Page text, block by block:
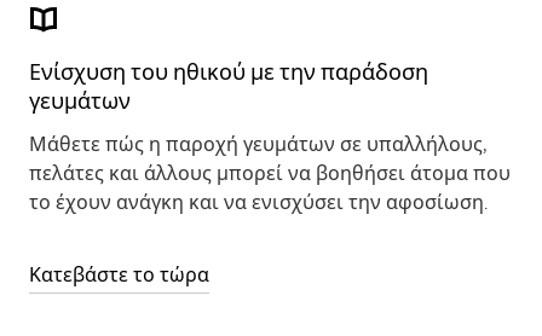
Ενίσχυση του ηθικού με την παράδοση
γευμάτων
Μάθετε πώς η παροχή γευμάτων σε υπαλλήλους,
πελάτες και άλλους μπορεί να βοηθήσει άτομα που
το έχουν ανάγκη και να ενισχύσει την αφοσίωση.
Κατεβάστε το τώρα